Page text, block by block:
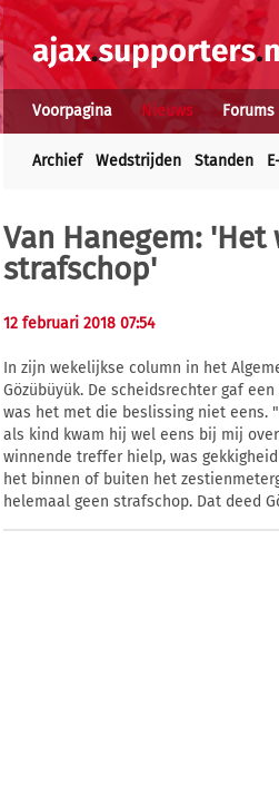
Voorpagina Nieuws Forums
Archief Wedstrijden Standen
Van Hanegem:
strafschop'
12 februari 2018 07:54
In zijn wekelijkse column in het
Gözübüyük. De scheidsrechter gaf
was het met die beslissing niet eens.
als kind kwam hij wel eens bij mij
winnende treffer hielp, was
het binnen of buiten het
helemaal geen strafschop. Dat deed